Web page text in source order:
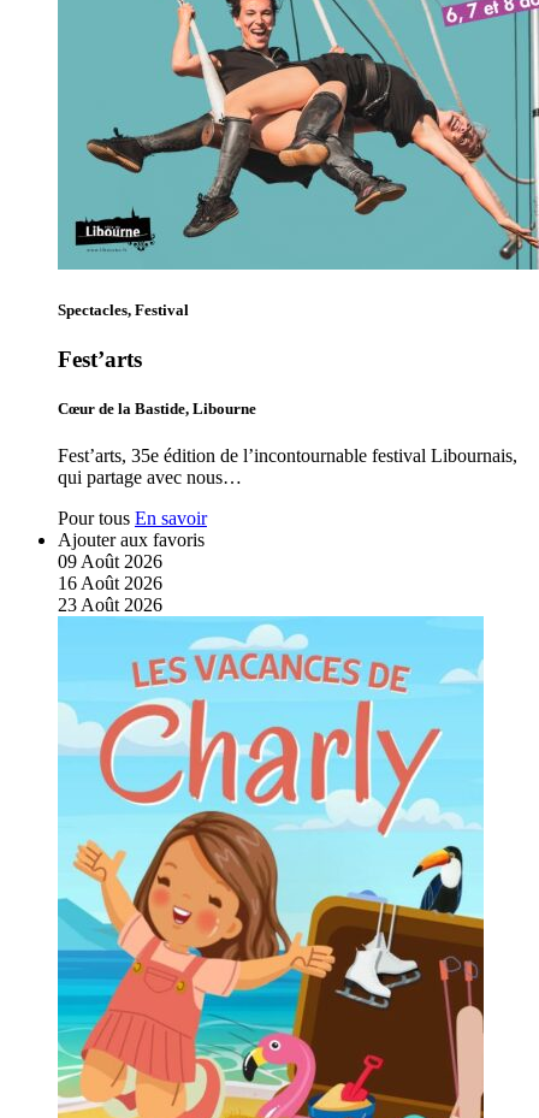
Spectacles, Festival
Fest’arts
Cœur de la Bastide, Libourne
Fest’arts, 35e édition de l’incontournable festival Libournais,
qui partage avec nous…
Pour tous En savoir
Ajouter aux favoris
09Août 2026
16Août 2026
23Août 2026